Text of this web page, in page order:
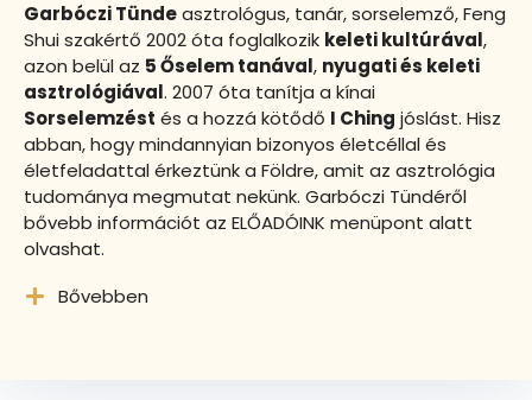
Garbóczi Tündeasztrológus, tanár, sorselemző, Feng
Shui szakértő 2002 óta foglalkozik keleti kultúrával,
azon belül az 5 Őselem tanával, nyugati és keleti
asztrológiával. 2007 óta tanítja a kínai
Sorselemzést és a hozzá kötődő I Ching jóslást. Hisz
abban, hogy mindannyian bizonyos életcéllal és
életfeladattal érkeztünk a Földre, amit az asztrológia
tudománya megmutat nekünk. Garbóczi Tündéről
bővebb információt az ELŐADÓINK menüpont alatt
olvashat.
Bővebben